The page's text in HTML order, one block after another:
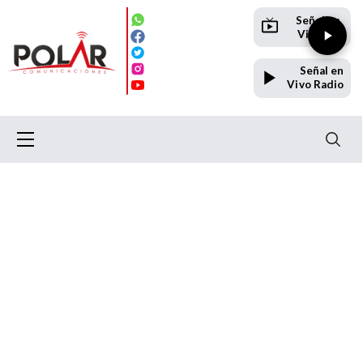
Señal en
Vivo TV
Señal en
Vivo Radio